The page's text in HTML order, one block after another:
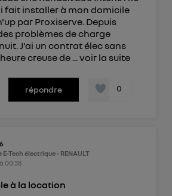
fait installer à mon domicile
par Proxiserve. Depuis
problèmes de charge
J'ai un contrat élec sans
creuse de ... voir la suite
répondre 0
E-Tech électrique - RENAULT
à 00:38
à la location